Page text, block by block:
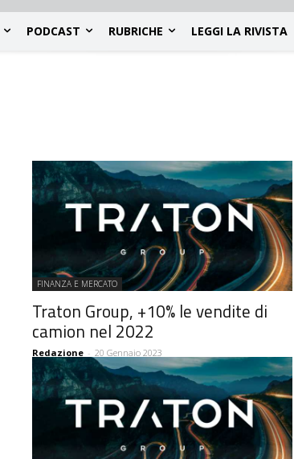
PODCAST RUBRICHE LEGGI LA RIVISTA
FINANZA E MERCATO
Traton Group, +10% le vendite di
camion nel 2022
Redazione - 20 Gennaio 2023